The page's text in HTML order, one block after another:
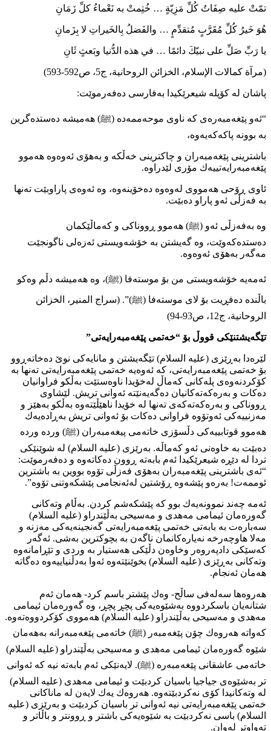
تمّتْ عليه صِفَاتُ كُلِّ مَزِيّةٍ … خُتِمتْ به نَعْماءُ كلِّ زَمَانِ
هُوَ خَيرُ كُلِّ مُقَرَّبٍ مُتقدِّمٍ … والفَضلُ بِالخَيراتِ لا بِزَمانِ
يا رَبِّ صَلِّ على نبيّكَ دائمًا … في هذه الدُّنيا وبَعثٍ ثَانِ
(مرآة كمالات الإسلام، الخزائن الروحانیة، ج5، ص592-593)
پاشان لە كۆپلە شیعرێكیدا بەفارسی دەفەرموێت:
“ئەو پێغەمبەرەی كە ناوی موحەممەدە (ﷺ) هەمیشە دەستدەگرین
بە بوونە پاكەكەیەوە،
باشترینی پێغەمبەران و چاكترینی خەڵكە و بەهۆی ئەوەوە هەموو
پێغەمبەرایەتییەك مۆری لێدراوە.
ئاوی ڕۆحی هەمووی لەوەوە دەخۆینەوە، وە ئەوەی پاراوبێت تەنھا
بە فەزڵی ئەو پاراو دەبێت.
وە بەفەزڵی ئەو (ﷺ) هەموو ڕووناكی و كەماڵێكمان
دەستدەكەوێت، وە گەيشتن بە خۆشەویستی ئەزەلی ناگونجێت
مەگەر بەهۆی ئەوەوە.
ئەمەیە خۆشەویستی من بۆ موستەفا (ﷺ)، وە هەمیشە دڵم وەكو
باڵندە دەفڕیت بۆ لای موستەفا (ﷺ)”. (سراج المنیر، الخزائن
الروحانیة، ج12، ص93-94)
تێگەيشتنێكی قووڵ بۆ “خەتمی پێغەمبەرایەتی”
لێرەدا بەڕێزی (عليه السلام) تێگەيشتن و مانایەكی نوێ دەخاتەڕوو
بۆ خەتمی پێغەمبەرایەتی، كە ئەوەیە خەتمی پێغەمبەرایەتی تەنھا بە
كۆكردنەوەی پلەكانی كەماڵ لەخۆیدا ناوەستێت بەڵكو فراوانیان
دەكات و بەرەكەتەكانیان دەگەیەنێتە ئەوانی تریش. لێشاوی
ڕووناكی و بەرەكەتەكەی تەنھا لە خۆیدا ناهێڵێتەوە بەڵكو بەهێز و
مەزنییەكی ئەوتۆوە فراوانی دەكات بۆ ئەوانی تریش بەڕادەیەك
هەموو قوتابییەكی دڵسۆزی خاتەمی پیغەمبەران (ﷺ) وردە وردە
دەبێت بە خاوەنی ئەو كەماڵە. بەرێزی (عليه السلام) لە شوێنێكی
تردا لە دێڕە شیعرێكیدا ئەم بابەتە ڕوون دەكاتەوە و دەفەرموێت:
“ئەی باشترینی پێغەمبەران بەهۆی فەزڵی تۆوە بووین بە باشترین
ئوممەت! بەرەو پێشەوە ڕۆشتین لەئەنجامی پێشكەوتنی تۆوە”.
ئەمە چەند نموونەیەك بوو كە پێشكەشم كردن. بەڵام وتەكانی
گەورەمان ئیمامی مەهدی و مەسیحی بەڵێندراو (عليه السلام)
سەبارەت بە بابەتی خەتمی پێغەمبەرایەتی گەنجینەیەكی مەزنە و
مەلا هاوچەرخە نەیارەكانمان ناگەن بە بچوكترین بەشی. ئەگەر
كەسێكی دادپەروەر وخاوەن دڵێكی هەستیار بە وردی و تێڕامانەوە
وتەكانی بەڕێزی (عليه السلام) بخوێنێتەوە ئەوا بەدڵنیاییەوە دەگاتە
هەمان ئەنجام.
هەروەها سەلەفی ساڵح- وەك پێشتر باسم كرد- هەمان ئەم
شتانەیان باسكردووە بەشێوەیەكی پچڕ پچڕ، وە گەورەمان ئیمامی
مەهدی و مەسیحی بەڵێندراو (عليه السلام) هەمووی كۆكردووەتەوە.
كەواتە هەروەك چۆن پێغەمبەر (ﷺ) خاتەمی پێغەمبەرانە بەهەمان
شێوە گەورەمان ئیمامی مەهدی و مەسیحی بەڵێندراو (عليه السلام)
خاتەمی عاشقانی پێغەمبەرە (ﷺ). لایەنێكی ئەم بابەتە نیە كە ئەوانی
تر بەشێوەی جیاجیا باسیان كردبێت و ئیمامی مەهدی (عليه السلام)
لە وتەكانیدا كۆی نەكردبێتەوە. هەروەك یەك لایەن لە ماناكانی
خەتمی پێغەمبەرایەتی نیە ئەوانی تر باسیان كردبێت و بەرێزی (عليه
السلام) باسی نەكردبێت بە شێوەیەكی باشتر و ڕوونتر و باڵاتر و
تەواوتر لەوان.